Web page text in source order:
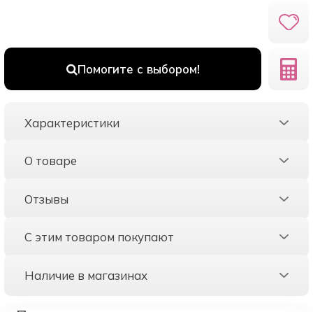
Помогите с выбором!
Характеристики
О товаре
Отзывы
С этим товаром покупают
Наличие в магазинах